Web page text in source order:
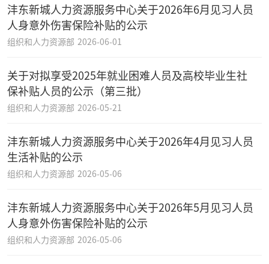
沣东新城人力资源服务中心关于2026年6月见习人员
人身意外伤害保险补贴的公示
组织和人力资源部 2026-06-01
关于对拟享受2025年就业困难人员及高校毕业生社
保补贴人员的公示（第三批）
组织和人力资源部 2026-05-21
沣东新城人力资源服务中心关于2026年4月见习人员
生活补贴的公示
组织和人力资源部 2026-05-06
沣东新城人力资源服务中心关于2026年5月见习人员
人身意外伤害保险补贴的公示
组织和人力资源部 2026-05-06